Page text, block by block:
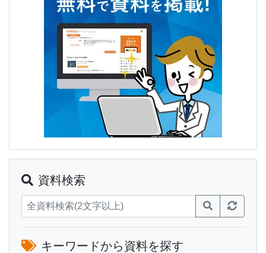
資料検索
キーワードから資料を探す